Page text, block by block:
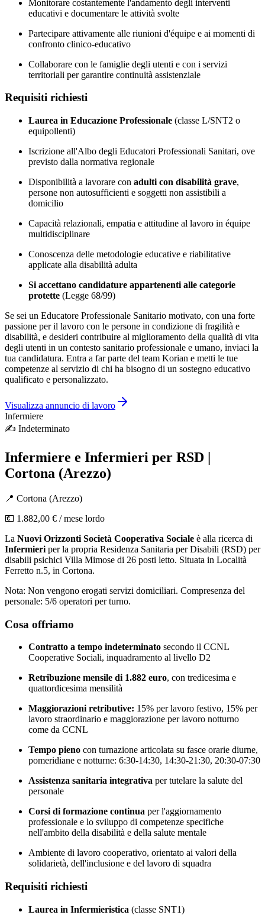
Monitorare costantemente l'andamento degli interventi
educativi e documentare le attività svolte
Partecipare attivamente alle riunioni d'équipe e ai momenti di
confronto clinico-educativo
Collaborare con le famiglie degli utenti e con i servizi
territoriali per garantire continuità assistenziale
Requisiti richiesti
Laurea in Educazione Professionale (classe L/SNT2 o
equipollenti)
Iscrizione all'Albo degli Educatori Professionali Sanitari, ove
previsto dalla normativa regionale
Disponibilità a lavorare con adulti con disabilità grave,
persone non autosufficienti e soggetti non assistibili a
domicilio
Capacità relazionali, empatia e attitudine al lavoro in équipe
multidisciplinare
Conoscenza delle metodologie educative e riabilitative
applicate alla disabilità adulta
Si accettano candidature appartenenti alle categorie
protette (Legge 68/99)
Se sei un Educatore Professionale Sanitario motivato, con una forte
passione per il lavoro con le persone in condizione di fragilità e
disabilità, e desideri contribuire al miglioramento della qualità di vita
degli utenti in un contesto sanitario professionale e umano, inviaci la
tua candidatura. Entra a far parte del team Korian e metti le tue
competenze al servizio di chi ha bisogno di un sostegno educativo
qualificato e personalizzato.
Visualizza annuncio di lavoro
Infermiere
✍️ Indeterminato
Infermiere e Infermieri per RSD |
Cortona (Arezzo)
📍 Cortona (Arezzo)
💶 1.882,00 € / mese lordo
La Nuovi Orizzonti Società Cooperativa Sociale è alla ricerca di
Infermieri per la propria Residenza Sanitaria per Disabili (RSD) per
disabili psichici Villa Mimose di 26 posti letto. Situata in Località
Ferretto n.5, in Cortona.
Nota: Non vengono erogati servizi domiciliari. Compresenza del
personale: 5/6 operatori per turno.
Cosa offriamo
Contratto a tempo indeterminato secondo il CCNL
Cooperative Sociali, inquadramento al livello D2
Retribuzione mensile di 1.882 euro, con tredicesima e
quattordicesima mensilità
Maggiorazioni retributive: 15% per lavoro festivo, 15% per
lavoro straordinario e maggiorazione per lavoro notturno
come da CCNL
Tempo pieno con turnazione articolata su fasce orarie diurne,
pomeridiane e notturne: 6:30-14:30, 14:30-21:30, 20:30-07:30
Assistenza sanitaria integrativa per tutelare la salute del
personale
Corsi di formazione continua per l'aggiornamento
professionale e lo sviluppo di competenze specifiche
nell'ambito della disabilità e della salute mentale
Ambiente di lavoro cooperativo, orientato ai valori della
solidarietà, dell'inclusione e del lavoro di squadra
Requisiti richiesti
Laurea in Infermieristica (classe SNT1)